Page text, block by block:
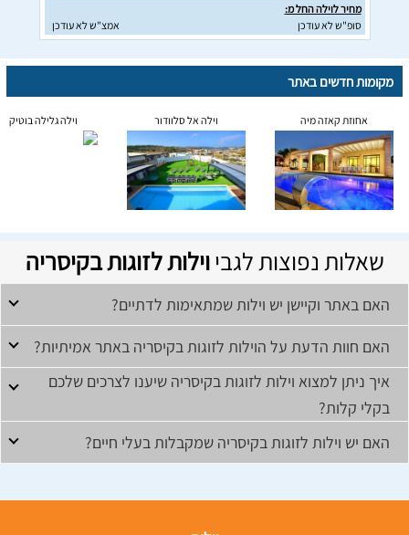
מחיר לוילה החל מ:
סופ"ש לא עודכן
אמצ"ש לא עודכן
מקומות חדשים באתר
אחוזת קאזה מיה וילה אל סלוודור וילה גלילה בוטיק
שאלות נפוצות לגביוילות לזוגות בקיסריה
האם באתר וקיישן יש וילות שמתאימות לדתיים?
האם חוות הדעת על הוילות לזוגות בקיסריה באתר אמיתיות?
איך ניתן למצוא וילות לזוגות בקיסריה שיענו לצרכים שלכם
בקלי קלות?
האם יש וילות לזוגות בקיסריה שמקבלות בעלי חיים?